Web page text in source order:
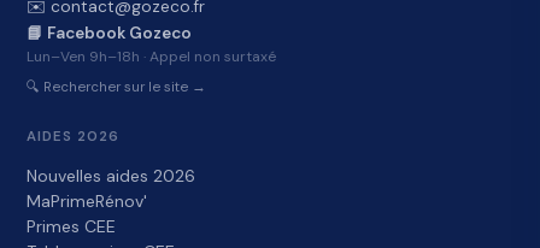
✉️ contact@gozeco.fr
📘 Facebook Gozeco
Lun–Ven 9h–18h · Appel non surtaxé
🔍 Rechercher sur le site →
AIDES 2026
Nouvelles aides 2026
MaPrimeRénov'
Primes CEE